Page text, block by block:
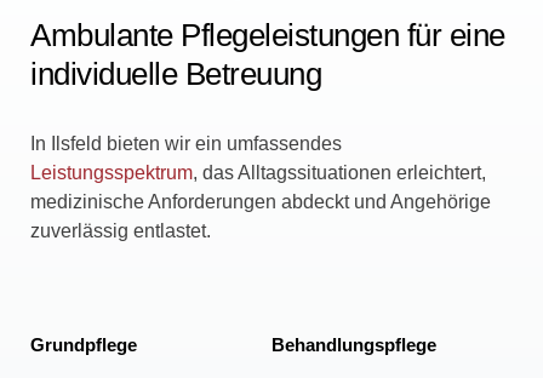
Ambulante Pflegeleistungen für eine
individuelle Betreuung
In Ilsfeld bieten wir ein umfassendes
Leistungsspektrum, das Alltagssituationen erleichtert,
medizinische Anforderungen abdeckt und Angehörige
zuverlässig entlastet.
Grundpflege Behandlungspflege